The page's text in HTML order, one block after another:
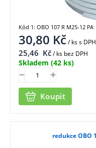
30,80 Kč/ kss DPH
25,46 Kč/ ks bez DPH
Skladem (42 ks)
Koupit
Kód 1: OBO 107 R M25-12 PA